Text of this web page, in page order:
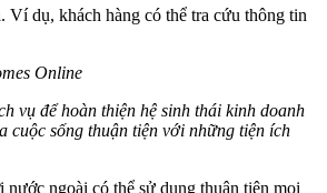
dụ, khách hàng có thể tra cứu thông tin
Online
vụ để hoàn thiện hệ sinh thái kinh doanh
cuộc sống thuận tiện với những tiện ích
ngoài có thể sử dụng thuận tiện mọi